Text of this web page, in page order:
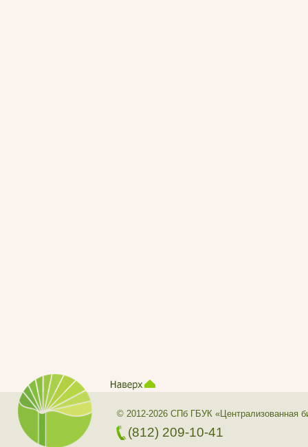
© 2012-2026 СПб ГБУК «Централизованная
(812) 209-10-41